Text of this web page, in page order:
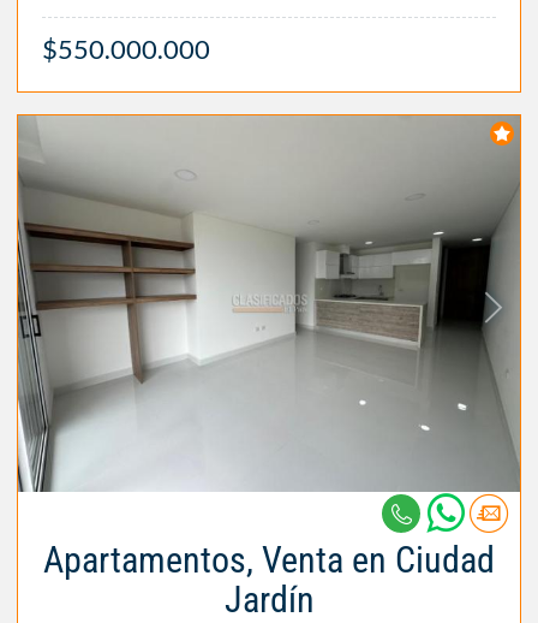
$550.000.000
Apartamentos, Venta en Ciudad
Jardín